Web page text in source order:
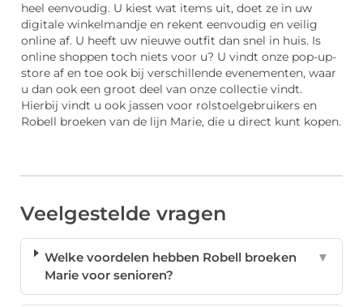
heel eenvoudig. U kiest wat items uit, doet ze in uw
digitale winkelmandje en rekent eenvoudig en veilig
online af. U heeft uw nieuwe outfit dan snel in huis. Is
online shoppen toch niets voor u? U vindt onze pop-up-
store af en toe ook bij verschillende evenementen, waar
u dan ook een groot deel van onze collectie vindt.
Hierbij vindt u ook jassen voor rolstoelgebruikers en
Robell broeken van de lijn Marie, die u direct kunt kopen.
Veelgestelde vragen
Welke voordelen hebben Robell broeken
Marie voor senioren?
▼